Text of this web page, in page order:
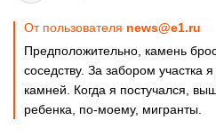
От пользователя news@e1.ru
Предположительно, камень
соседству. За забором участка
камней. Когда я постучался,
ребенка, по-моему, мигранты.